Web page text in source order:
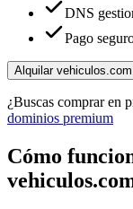
DNS
Pago
Alquilar
¿Buscas comprar en
dominios premium
Cómo